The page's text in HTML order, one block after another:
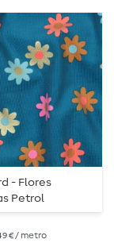
- Flores
Petrol
€ / metro